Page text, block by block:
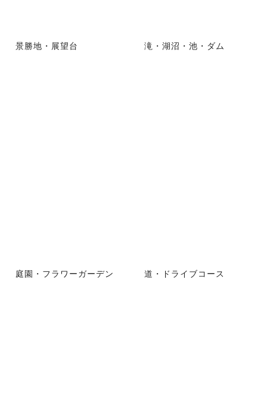
景勝地・展望台 滝・湖沼・池・ダム
庭園・フラワーガーデン 道・ドライブコース